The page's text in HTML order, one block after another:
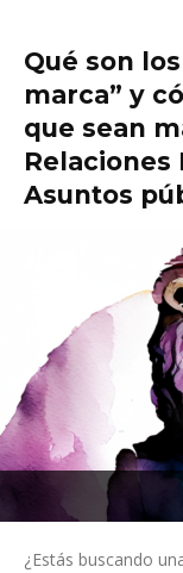
Qué son
marca” y
que sean
Asuntos
¿Estás buscando